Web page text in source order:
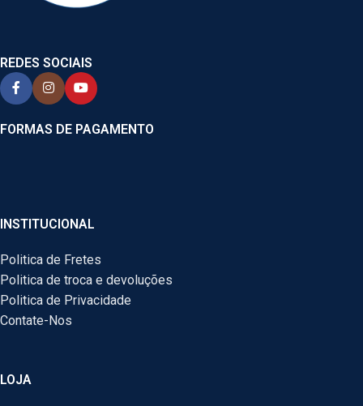
REDES SOCIAIS
FORMAS DE PAGAMENTO
INSTITUCIONAL
Politica de Fretes
Politica de troca e devoluções
Politica de Privacidade
Contate-Nos
LOJA